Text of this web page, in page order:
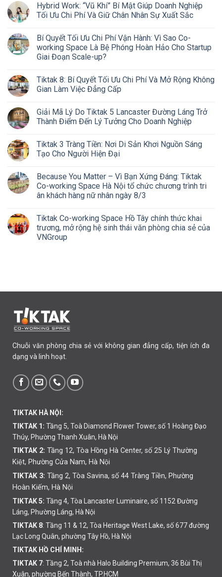
Hybrid Work: “Vũ Khí” Bí Mật Giúp Doanh Nghiệp
Tối Ưu Chi Phí Và Giữ Chân Nhân Sự Xuất Sắc
Bí Quyết Tối Ưu Chi Phí Vận Hành: Vì Sao Co-
working Space Là Bệ Phóng Hoàn Hảo Cho Startup
Giai Đoạn Scale-up?
Tiktak 8: Bí Quyết Tối Ưu Chi Phí Và Mở Rộng Không
Gian Làm Việc Đẳng Cấp
Giải Mã Lý Do Tiktak 5 Lancaster Đường Láng Trở
Thành Điểm Đến Lý Tưởng Cho Doanh Nghiệp
Tiktak 3 Tràng Tiền: Nơi Di Sản Khơi Nguồn Sáng
Tạo Cho Người Hiện Đại
Because You Matter – Vì Bạn Xứng Đáng: Tiktak
Co-working Space Hà Nội tổ chức chương trình tri
ân khách hàng nữ nhân ngày 8/3
Tiktak Co-working Space Hồ Tây chính thức khai
trương, mở rộng hệ sinh thái văn phòng chia sẻ của
VNGroup
Chuỗi văn phòng chia sẻ với không gian đẳng cấp, tiện ích đa
dạng và linh hoạt.
TIKTAK HÀ NỘI:
TIKTAK 1: Tầng 5, Toà Diamond Flower Tower, số 1 Hoàng Đạo
Thúy, Phường Thanh Xuân, Hà Nội
TIKTAK 2: Tầng 12, Tòa Hồng Hà Center, số 25 Lý Thường
Kiệt, Phường Cửa Nam, Hà Nội
TIKTAK 3: Tầng 2, Tòa Savina, số 44 Tràng Tiền, Phường
Hoàn Kiếm, Hà Nội
TIKTAK 5: Tầng 4, Tòa Lancaster Luminaire, số 1152 Đường
Láng, Phường Láng, Hà Nội
TIKTAK 8: Tầng 11 & 12, Tòa Heritage West Lake, số 677 đường
Lạc Long Quân, phường Tây Hồ, Hà Nội
TIKTAK HỒ CHÍ MINH:
TIKTAK 7: Tầng 2, Toà nhà Halo Building Premium, 36 Bùi Thị
Xuân, phường Bến Thành, TP.HCM